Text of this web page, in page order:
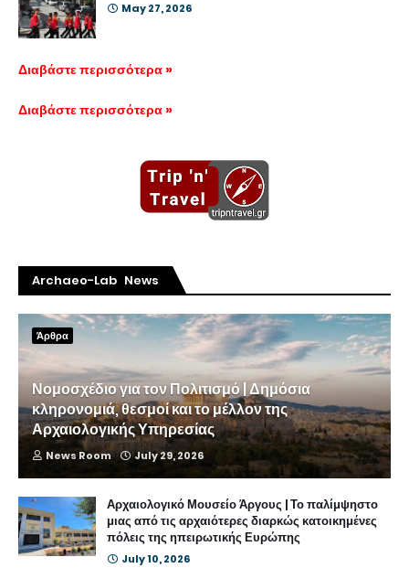
May 27, 2026
Διαβάστε περισσότερα »
Διαβάστε περισσότερα »
Archaeo-Lab News
Άρθρα
Νομοσχέδιο για τον Πολιτισμό | Δημόσια
κληρονομιά, θεσμοί και το μέλλον της
Αρχαιολογικής Υπηρεσίας
News Room July 29, 2026
Αρχαιολογικό Μουσείο Άργους | Το παλίμψηστο
μιας από τις αρχαιότερες διαρκώς κατοικημένες
πόλεις της ηπειρωτικής Ευρώπης
July 10, 2026